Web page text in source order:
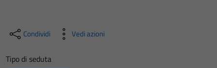
Condividi Vedi azioni
Tipo di seduta